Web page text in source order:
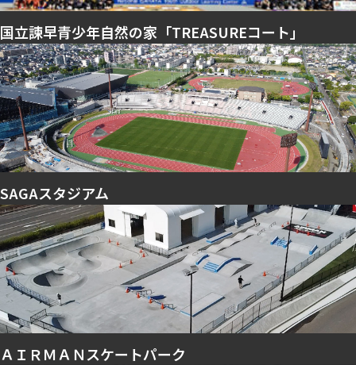
国立諫早青少年自然の家「TREASUREコート」
SAGAスタジアム
ＡＩＲＭＡＮスケートパーク